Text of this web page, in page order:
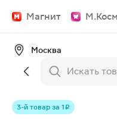
Магнит
Москва
3-й товар за 1 ₽